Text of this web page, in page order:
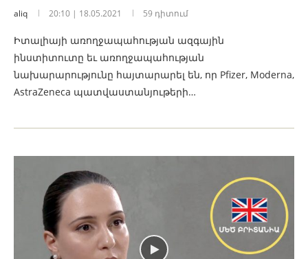
aliq 20:10 | 18.05.2021 59 դիտում
Իտալիայի առողջապահության ազգային
ինստիտուտը եւ առողջապահության
նախարարությունը հայտարարել են, որ Pfizer, Moderna,
AstraZeneca պատվաստանյութերի…